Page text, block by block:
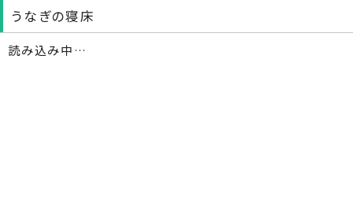
うなぎの寝床
読み込み中…